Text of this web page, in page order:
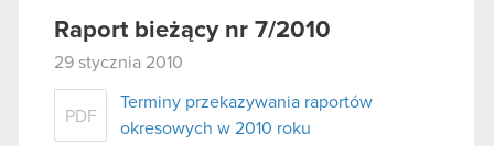
Raport bieżący nr 7/2010
29 stycznia 2010
PDF
Terminy przekazywania raportów
okresowych w 2010 roku